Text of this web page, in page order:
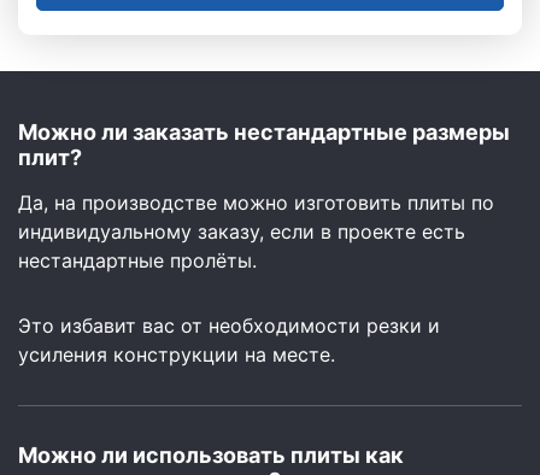
Можно ли заказать нестандартные размеры
плит?
Да, на производстве можно изготовить плиты по
индивидуальному заказу, если в проекте есть
нестандартные пролёты.
Это избавит вас от необходимости резки и
усиления конструкции на месте.
Можно ли использовать плиты как